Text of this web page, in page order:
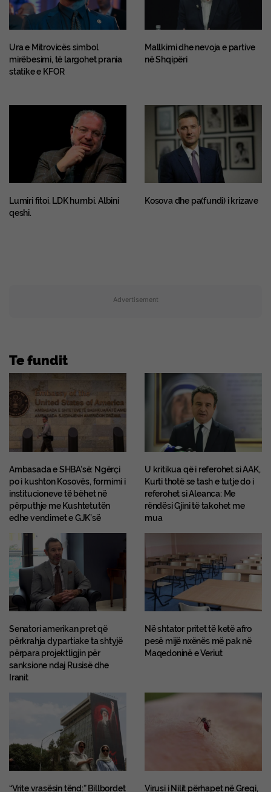
Ura e Mitrovicës simbol
mirëbesimi, të largohet prania
statike e KFOR
Mallkimi dhe nevoja e partive
në Shqipëri
Lumiri fitoi. LDK humbi. Albini
qeshi.
Kosova dhe pa(fundi) i krizave
Advertisement
Te fundit
Ambasada e SHBA’së: Ngërçi
po i kushton Kosovës, formimi i
institucioneve të bëhet në
përputhje me Kushtetutën
edhe vendimet e GJK’së
U kritikua që i referohet si AAK,
Kurti thotë se tash e tutje do i
referohet si Aleanca: Me
rëndësi Gjini të takohet me
mua
Senatori amerikan pret që
përkrahja dypartiake ta shtyjë
përpara projektligjin për
sanksione ndaj Rusisë dhe
Iranit
Në shtator pritet të ketë afro
pesë mijë nxënës më pak në
Maqedoninë e Veriut
“Vrite vrasësin tënd:” Billbordet
Virusi i Nilit përhapet në Greqi,